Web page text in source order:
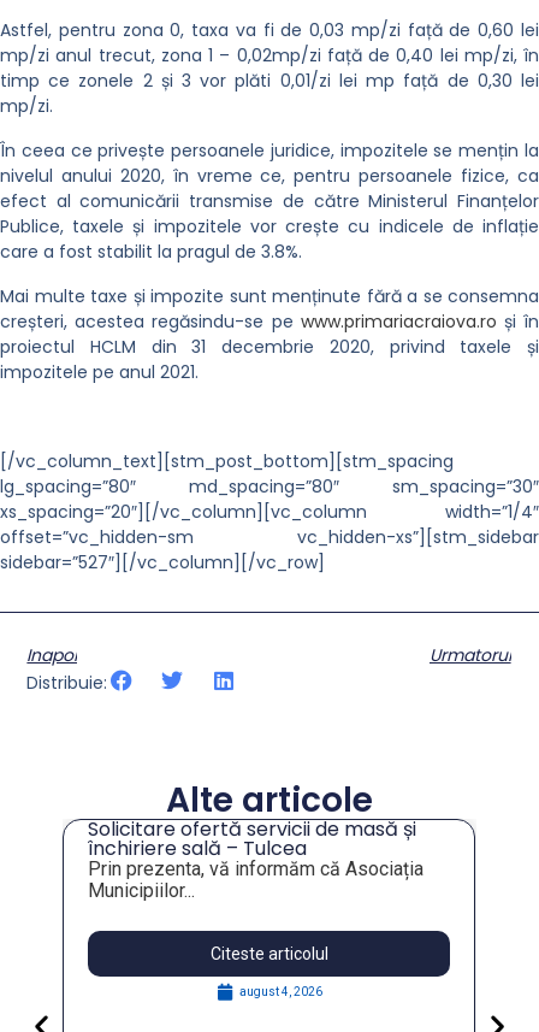
Astfel, pentru zona 0, taxa va fi de 0,03 mp/zi față de 0,60 lei
mp/zi anul trecut, zona 1 – 0,02mp/zi față de 0,40 lei mp/zi, în
timp ce zonele 2 și 3 vor plăti 0,01/zi lei mp față de 0,30 lei
mp/zi.
În ceea ce privește persoanele juridice, impozitele se mențin la
nivelul anului 2020, în vreme ce, pentru persoanele fizice, ca
efect al comunicării transmise de către Ministerul Finanțelor
Publice, taxele și impozitele vor crește cu indicele de inflație
care a fost stabilit la pragul de 3.8%.
Mai multe taxe și impozite sunt menținute fără a se consemna
creșteri, acestea regăsindu-se pe www.primariacraiova.ro și în
proiectul HCLM din 31 decembrie 2020, privind taxele și
impozitele pe anul 2021.
[/vc_column_text][stm_post_bottom][stm_spacing
lg_spacing=”80″ md_spacing=”80″ sm_spacing=”30″
xs_spacing=”20″][/vc_column][vc_column width=”1/4″
offset=”vc_hidden-sm vc_hidden-xs”][stm_sidebar
sidebar=”527″][/vc_column][/vc_row]
Inapoi
Urmatorul
Distribuie:
Alte articole
Solicitare ofertă servicii de masă și
închiriere sală – Tulcea
Prin prezenta, vă informăm că Asociația
Municipiilor...
Citeste articolul
august 4, 2026